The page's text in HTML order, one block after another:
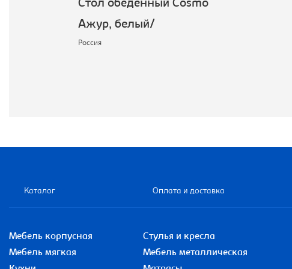
Стол обеденный Cosmo
Ажур, белый/
Россия
Каталог Оплата и доставка
Мебель корпусная
Стулья и кресла
Мебель мягкая
Мебель металлическая